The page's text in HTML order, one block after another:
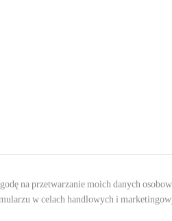
na przetwarzanie moich danych
w celach handlowych i